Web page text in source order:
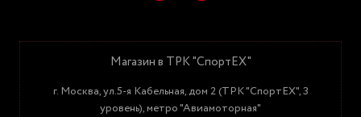
Магазин в ТРК "СпортЕХ"
г. Москва, ул.5-я Кабельная, дом 2 (ТРК "СпортЕХ", 3
уровень), метро "Авиамоторная"